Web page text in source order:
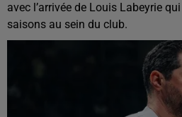
avec l’arrivée de Louis Labeyrie
saisons au sein du club.